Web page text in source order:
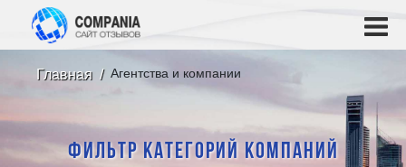
Главная Агентства и компании
ФИЛЬТР КАТЕГОРИЙ КОМПАНИЙ